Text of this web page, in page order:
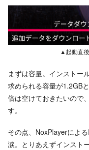
▲起動直
まずは容量。インストー
求められる容量が1.2GB
倍は空けておきたいので
す。
その点、NoxPlayerによ
涙。とりあえずインスト